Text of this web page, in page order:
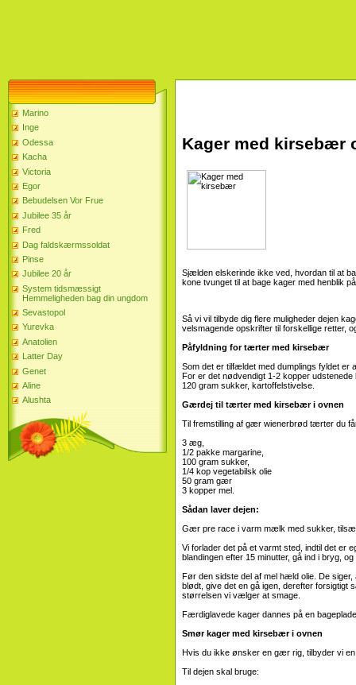
Marino
Inge
Odessa
Kacha
Victoria
Egor
Bebudelsen Vor Frue
Jubilee 35 år
Fred
Dag faldskærmssoldat
Pinse
Jubilee 20 år
System tidsmæssigt
Hemmeligheden bag din ungdom
Sevastopol
Yurevka
Anatolien
Latter Day
Genet
Aline
Alushta
Kager med kirsebær
Sjælden elskerinde ikke ved, hvordan til at
kone tvunget til at bage kager med henblik
Så vi vil tilbyde dig flere muligheder dejen
velsmagende opskrifter til forskellige retter,
Påfyldning for tærter med kirsebær
Som det er tilfældet med dumplings fyldet er
For er det nødvendigt 1-2 kopper
120 gram sukker, kartoffelstivelse.
Gærdej til tærter med kirsebær i ovnen
Til fremstilling af gær wienerbrød tærter du
3 æg,
1/2 pakke margarine,
100 gram sukker,
1/4 kop vegetabilsk olie
50 gram gær
3 kopper mel.
Sådan laver dejen:
Gær pre race i varm mælk med sukker,
Vi forlader det på et varmt sted, indtil det er
blandingen efter 15 minutter, gå ind i bryg,
Før den sidste del af mel hæld olie. De
blødt, give det en gå igen, derefter forsigtigt
størrelsen vi vælger at smage.
Færdiglavede kager dannes på en
Smør kager med kirsebær i ovnen
Hvis du ikke ønsker en gær rig, tilbyder vi
Til dejen skal bruge: